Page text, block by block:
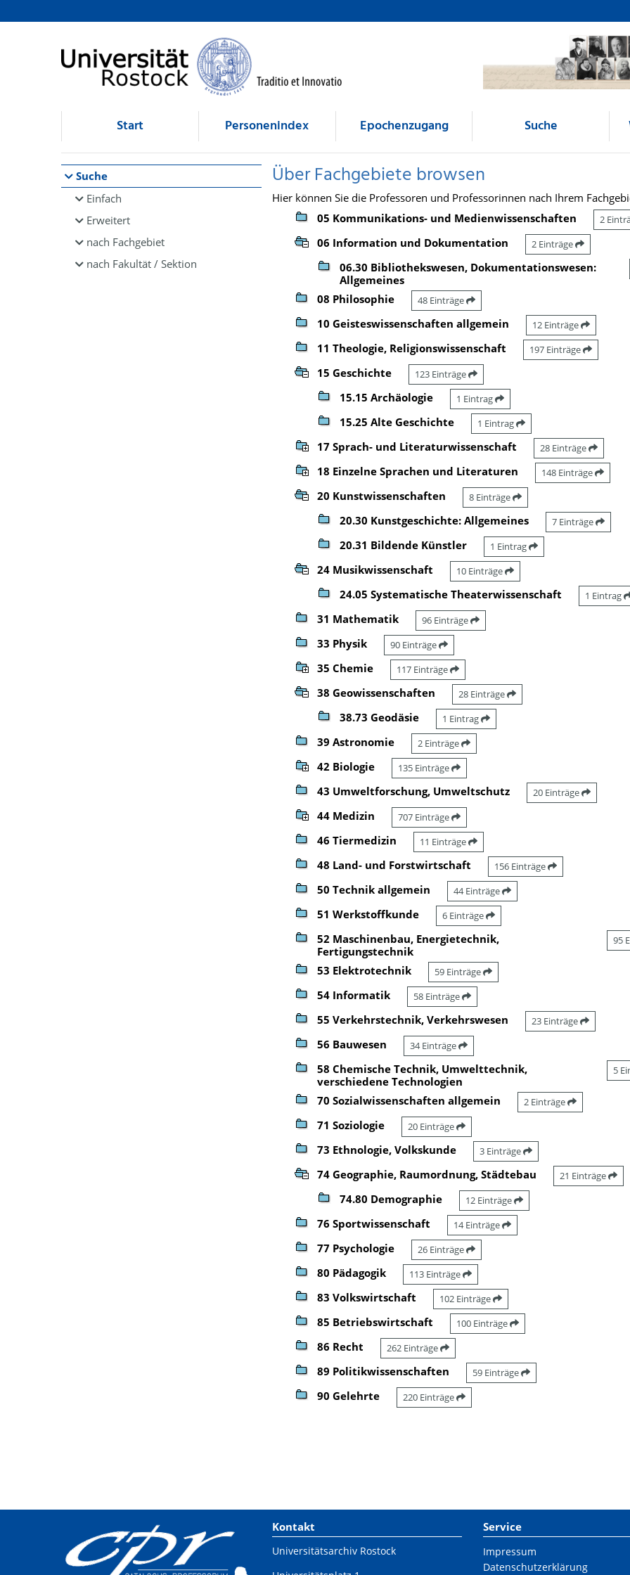
Browsen
direkt zum Inhalt
Start Personenindex Epochenzugang Suche
Suche
Einfach
Erweitert
nach Fachgebiet
nach Fakultät / Sektion
Über Fachgebiete browsen
Hier können Sie die Professoren und Professorinnen nach Ihrem
05 Kommunikations- und Medienwissenschaften
2
06 Information und Dokumentation 2 Einträge
06.30 Bibliothekswesen, Dokumentationswesen:
Allgemeines
08 Philosophie 48 Einträge
10 Geisteswissenschaften allgemein 12 Einträge
11 Theologie, Religionswissenschaft 197 Einträge
15 Geschichte 123 Einträge
15.15 Archäologie 1 Eintrag
15.25 Alte Geschichte 1 Eintrag
17 Sprach- und Literaturwissenschaft 28 Einträge
18 Einzelne Sprachen und Literaturen 148 Einträge
20 Kunstwissenschaften 8 Einträge
20.30 Kunstgeschichte: Allgemeines 7 Einträge
20.31 Bildende Künstler 1 Eintrag
24 Musikwissenschaft 10 Einträge
24.05 Systematische Theaterwissenschaft 1 Eintrag
31 Mathematik 96 Einträge
33 Physik 90 Einträge
35 Chemie 117 Einträge
38 Geowissenschaften 28 Einträge
38.73 Geodäsie 1 Eintrag
39 Astronomie 2 Einträge
42 Biologie 135 Einträge
43 Umweltforschung, Umweltschutz 20 Einträge
44 Medizin 707 Einträge
46 Tiermedizin 11 Einträge
48 Land- und Forstwirtschaft 156 Einträge
50 Technik allgemein 44 Einträge
51 Werkstoffkunde 6 Einträge
52 Maschinenbau, Energietechnik,
Fertigungstechnik
95
53 Elektrotechnik 59 Einträge
54 Informatik 58 Einträge
55 Verkehrstechnik, Verkehrswesen 23 Einträge
56 Bauwesen 34 Einträge
58 Chemische Technik, Umwelttechnik,
verschiedene Technologien
5
70 Sozialwissenschaften allgemein 2 Einträge
71 Soziologie 20 Einträge
73 Ethnologie, Volkskunde 3 Einträge
74 Geographie, Raumordnung, Städtebau 21 Einträge
74.80 Demographie 12 Einträge
76 Sportwissenschaft 14 Einträge
77 Psychologie 26 Einträge
80 Pädagogik 113 Einträge
83 Volkswirtschaft 102 Einträge
85 Betriebswirtschaft 100 Einträge
86 Recht 262 Einträge
89 Politikwissenschaften 59 Einträge
90 Gelehrte 220 Einträge
Kontakt
Universitätsarchiv Rostock
Service
Impressum
Datenschutzerklärung